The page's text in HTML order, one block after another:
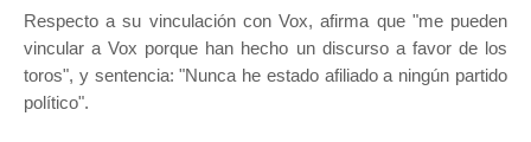
Respecto a su vinculación con Vox, afirma que "me pueden
vincular a Vox porque han hecho un discurso a favor de los
toros", y sentencia: "Nunca he estado afiliado a ningún partido
político".